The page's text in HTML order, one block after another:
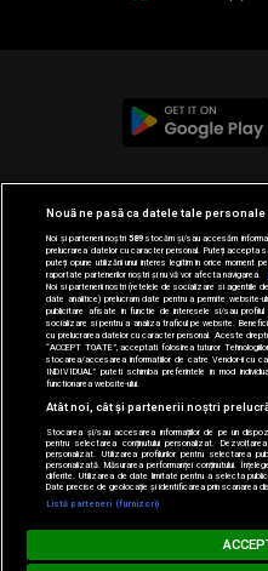
© 2019-2026 DOGAN
Loading... MUSIC NON STOP
Nouă ne pasă ca datele tale
Noi și partenerii noștri589stocăm și/sau accesăm
prelucrarea datelor cu caracter personal. Puteți accepta
puteți opune utilizării unui interes legitim în orice
raportate partenerilor noștri și nu vă vor afecta navigarea.
Noi si partenerii nostri (retelele de socializare si agentiile
date analitice) prelucram date pentru a permite website-
publicitare afisate in functie de interesele si/sau
socializare si pentru a analiza traficul pe website.
cu prelucrarea datelor cu caracter personal. Aceste
“ACCEPT TOATE”, acceptati folosirea tuturor
stocarea/accesarea informatiilor de catre Vendor-ii cu
INDIVIDUAL” puteti schimba preferintele in mod
functionarea website-ului.
Atât noi, cât și partenerii noștri
Stocarea și/sau accesarea informațiilor de pe un
pentru selectarea conținutului personalizat.
personalizat. Utilizarea profilurilor pentru selectarea
personalizată. Măsurarea performanței conținutului.
diferite. Utilizarea de date limitate pentru a selecta
Date precise de geolocație și identificarea prin scanarea
Listă parteneri (furnizori)